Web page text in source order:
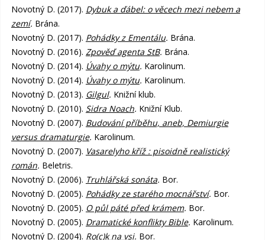
Novotný D. (2017). Dybuk a ďábel: o věcech mezi nebem a
zemí. Brána.
Novotný D. (2017). Pohádky z Ementálu. Brána.
Novotný D. (2016). Zpověď agenta StB. Brána.
Novotný D. (2014). Úvahy o mýtu. Karolinum.
Novotný D. (2014). Úvahy o mýtu. Karolinum.
Novotný D. (2013). Gilgul. Knižní klub.
Novotný D. (2010). Sidra Noach. Knižní Klub.
Novotný D. (2007). Budování příběhu, aneb, Demiurgie
versus dramaturgie. Karolinum.
Novotný D. (2007). Vasarelyho kříž : pisoidně realistický
román. Beletris.
Novotný D. (2006). Truhlářská sonáta. Bor.
Novotný D. (2005). Pohádky ze starého mocnářství. Bor.
Novotný D. (2005). O půl páté před krámem. Bor.
Novotný D. (2005). Dramatické konflikty Bible. Karolinum.
Novotný D. (2004). Ro(c)k na vsi. Bor.